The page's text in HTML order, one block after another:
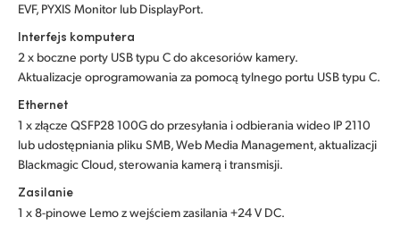
EVF, PYXIS Monitor lub DisplayPort.
Interfejs komputera
2 x boczne porty USB typu C do akcesoriów kamery.
Aktualizacje oprogramowania za pomocą tylnego portu USB typu C.
Ethernet
1 x złącze QSFP28 100G do przesyłania i odbierania wideo IP 2110
lub udostępniania pliku SMB, Web Media Management, aktualizacji
Blackmagic Cloud, sterowania kamerą i transmisji.
Zasilanie
1 x 8-pinowe Lemo z wejściem zasilania +24 V DC.